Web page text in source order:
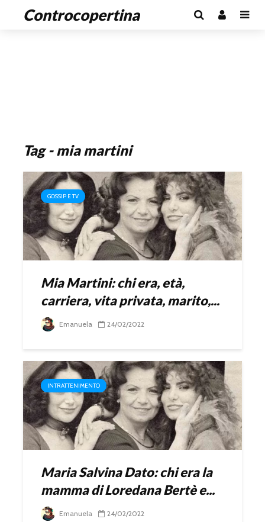
Controcopertina
Tag - mia martini
GOSSIP E TV
Mia Martini: chi era, età,
carriera, vita privata, marito,...
Emanuela 24/02/2022
INTRATTENIMENTO
Maria Salvina Dato: chi era la
mamma di Loredana Bertè e...
Emanuela 24/02/2022